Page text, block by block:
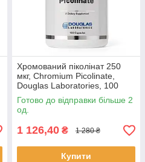
Хромований піколінат 250
мкг, Chromium Picolinate,
Douglas Laboratories, 100
капсул BX856
Готово до відправки більше 2
од.
1 126,40 ₴ 1 280 ₴
Купити